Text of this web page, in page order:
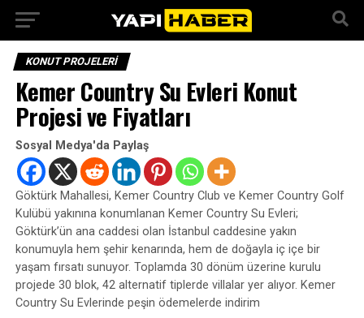
KONUT PROJELERI
Kemer Country Su Evleri Konut
Projesi ve Fiyatları
Sosyal Medya'da Paylaş
Göktürk Mahallesi, Kemer Country Club ve Kemer Country Golf
Kulübü yakınına konumlanan Kemer Country Su Evleri;
Göktürk’ün ana caddesi olan İstanbul caddesine yakın
konumuyla hem şehir kenarında, hem de doğayla iç içe bir
yaşam fırsatı sunuyor. Toplamda 30 dönüm üzerine kurulu
projede 30 blok, 42 alternatif tiplerde villalar yer alıyor. Kemer
Country Su Evlerinde peşin ödemelerde indirim